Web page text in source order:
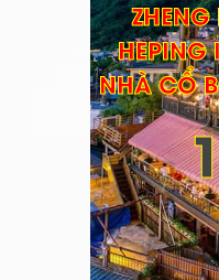
HEPING
NHÀ CỔ